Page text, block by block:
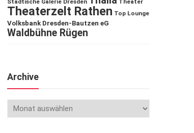
Städtische Galerie Dresden Theater
Theaterzelt Rathen Top Lounge
Volksbank Dresden-Bautzen eG
Waldbühne Rügen
Archive